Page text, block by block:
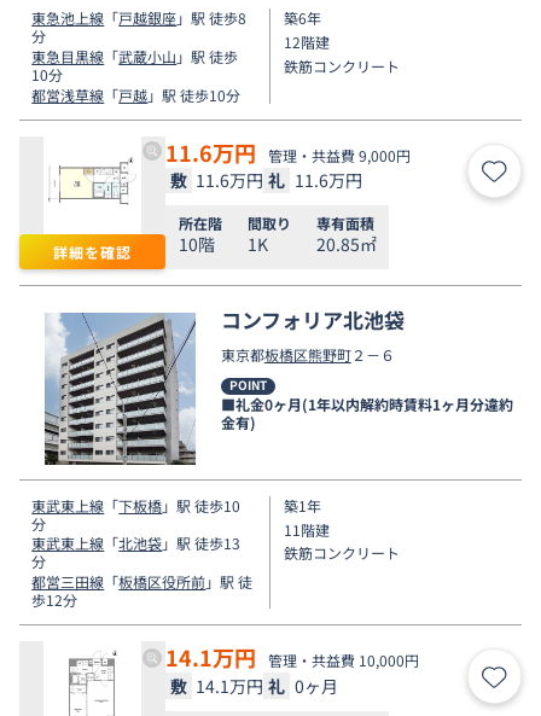
東急池上線 「戸越銀座」駅 徒歩8
分
東急目黒線 「武蔵小山 」駅 徒歩
10分
都営浅草線 「戸越」駅 徒歩10分
築6年
12階建
鉄筋コンクリート
詳細を確認
11.6万円 管理・共益費 9,000円
敷 11.6万円 礼 11.6万円 お気
所在階
10階
間取り
1K
専有面積
20.85㎡
コンフォリア北池袋
東京都板橋区熊野町２－６
POINT
■礼金0ヶ月(1年以内解約時賃料1ヶ月分違約
金有)
東武東上線 「下板橋」駅 徒歩10
分
東武東上線 「北池袋」駅 徒歩13
分
都営三田線 「板橋区役所前」駅 徒
歩12分
築1年
11階建
鉄筋コンクリート
14.1万円 管理・共益費 10,000円
敷 14.1万円 礼 0ヶ月 お気